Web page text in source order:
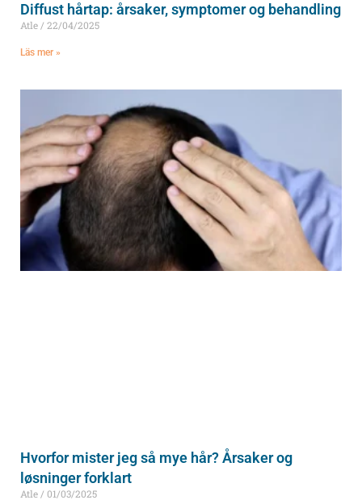
Diffust hårtap: årsaker, symptomer og behandling
Atle 22/04/2025
Läs mer »
Hvorfor mister jeg så mye hår? Årsaker og
løsninger forklart
Atle 01/03/2025